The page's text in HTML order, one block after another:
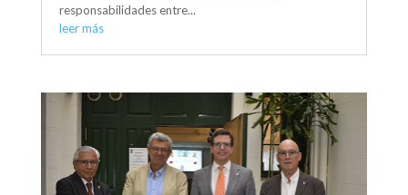
responsabilidades entre...
leer más